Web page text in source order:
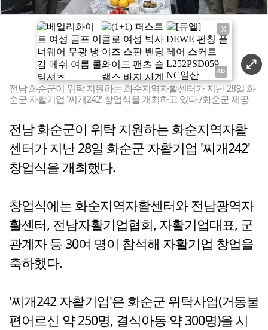
X
전남 화순군이 위탁 지원하는 화순지역자활센터가 지난 28일 화
순군 자활기업 '찌개242' 창업식을 개최하고 있다./화순군 제공
전남 화순군이 위탁 지원하는 화순지역자활
센터가 지난 28일 화순군 자활기업 '찌개242'
창업식을 개최했다.
창업식에는 화순지역자활센터와 전남광역자
활센터, 전남자활기업협회, 자활기업대표, 군
관계자 등 30여 명이 참석해 자활기업 창업을
축하했다.
'찌개242 자활기업'은 화순군 위탁사업(거동불
편어르신 약 250명, 결식아동 약 300명)을 시